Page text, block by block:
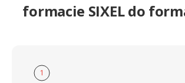
formacie SIXEL do
1